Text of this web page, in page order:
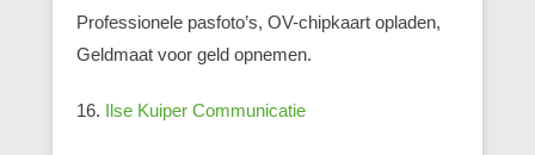
Professionele pasfoto’s, OV-chipkaart opladen,
Geldmaat voor geld opnemen.
16. Ilse Kuiper Communicatie